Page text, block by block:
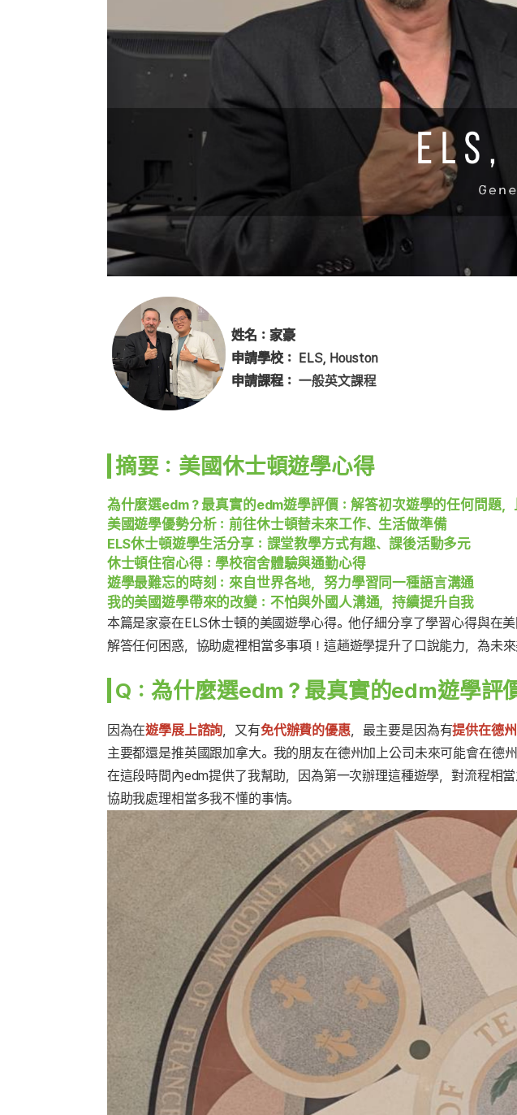
姓名：家豪
申請學校： ELS, Houston
申請課程： 一般英文課程
摘要：美國休士頓遊學心得
為什麼選edm？最真實的edm遊學評價：解答初次遊學的任何問題
美國遊學優勢分析：前往休士頓替未來工作、生活做準備
ELS休士頓遊學生活分享：課堂教學方式有趣、課後活動多元
休士頓住宿心得：學校宿舍體驗與通勤心得
遊學最難忘的時刻：來自世界各地，努力學習同一種語言溝通
我的美國遊學帶來的改變：不怕與外國人溝通，持續提升自我
本篇是家豪在ELS休士頓的美國遊學心得。他仔細分享了學習心得與在
解答任何困惑，協助處裡相當多事項！這趟遊學提升了口說能力，為未來
Q：為什麼選edm？最真實的edm遊學評
因為在遊學展上諮詢 ，又有免代辦費的優惠，最主要是因為有提供在德
主要都還是推英國跟加拿大。我的朋友在德州加上公司未來可能會在德
在這段時間內edm提供了我幫助，因為第一次辦理這種遊學，對流程相
協助我處理相當多我不懂的事情。